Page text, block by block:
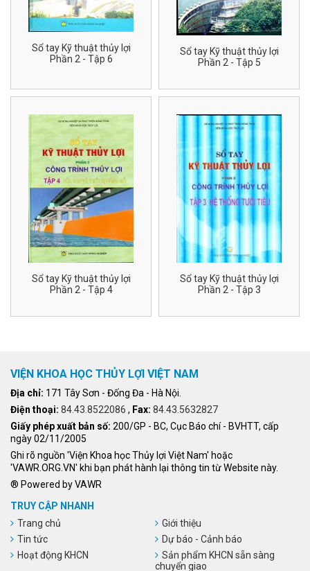
Sổ tay Kỹ thuật thủy lợi
Phần 2 - Tập 6
Sổ tay Kỹ thuật thủy lợi
Phần 2 - Tập 5
Sổ tay Kỹ thuật thủy lợi
Phần 2 - Tập 4
Sổ tay Kỹ thuật thủy lợi
Phần 2 - Tập 3
VIỆN KHOA HỌC THỦY LỢI VIỆT NAM
Địa chỉ: 171 Tây Sơn - Đống Đa - Hà Nội.
Điện thoại: 84.43.8522086 , Fax: 84.43.5632827
Giấy phép xuất bản số: 200/GP - BC, Cục Báo chí - BVHTT, cấp
ngày 02/11/2005
Ghi rõ nguồn 'Viện Khoa học Thủy lợi Việt Nam' hoặc
'VAWR.ORG.VN' khi bạn phát hành lại thông tin từ Website này.
® Powered by VAWR
TRUY CẬP NHANH
Trang chủ
Giới thiệu
Tin tức
Dự báo - Cảnh báo
Hoạt động KHCN
Sản phẩm KHCN sẵn sàng
chuyển giao